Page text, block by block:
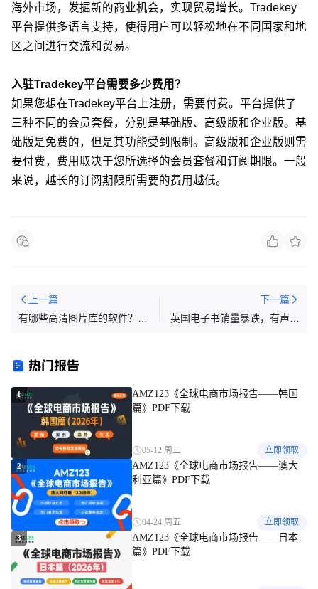
海外市场，发掘新的商业机会，实现贸易增长。Tradekey
平台提供多语言支持，使得用户可以轻松地在不同国家和地
区之间进行交流和贸易。
入驻Tradekey平台需要多少费用？
如果您想在Tradekey平台上注册，需要付费。平台提供了
三种不同的会员套餐，分别是基础版、高级版和企业版。基
础版是免费的，但是其功能受到限制。高级版和企业版则需
要付费，费用取决于您所选择的会员套餐和订阅期限。一般
来说，越长的订阅期限所需要的费用越低。
上一篇
有哪些高清图片库的软件？有
下一篇
英国电子书销量暴跌，有声读
热门报告
1
AMZ123《全球电商市场报告——韩国
篇》PDF下载
05-12 周二 立即领取
2
AMZ123《全球电商市场报告——澳大
利亚篇》PDF下载
04-24 周五 立即领取
3
AMZ123《全球电商市场报告——日本
篇》PDF下载